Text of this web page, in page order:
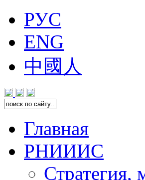
РУС
ENG
中國人
Главная
РНИИИС
Стратегия,